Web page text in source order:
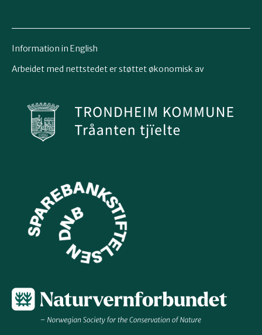
Information in English
Arbeidet med nettstedet er støttet økonomisk av